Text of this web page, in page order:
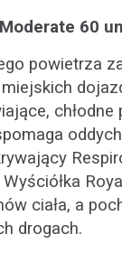
60
powietrza
ciała, a
drogach.